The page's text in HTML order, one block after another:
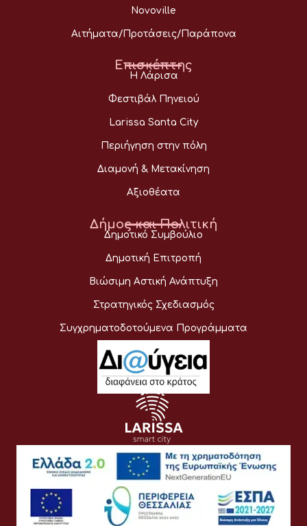
Novoville
Αιτήματα/Προτάσεις/Παράπονα
Επισκέπτης
Η Λάρισα
Φεστιβάλ Πηνειού
Larissa Santa City
Περιήγηση στην πόλη
Διαμονή & Μετακίνηση
Αξιοθέατα
Δήμος και Πολιτική
Δημοτικό Συμβούλιο
Δημοτική Επιτροπή
Βιώσιμη Αστική Ανάπτυξη
Στρατηγικός Σχεδιασμός
Συγχρηματοδοτούμενα Προγράμματα